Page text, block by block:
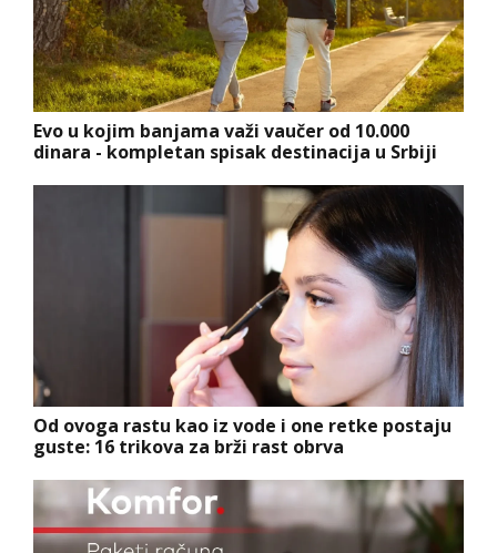
Evo u kojim banjama važi vaučer od 10.000
dinara - kompletan spisak destinacija u Srbiji
Od ovoga rastu kao iz vode i one retke postaju
guste: 16 trikova za brži rast obrva